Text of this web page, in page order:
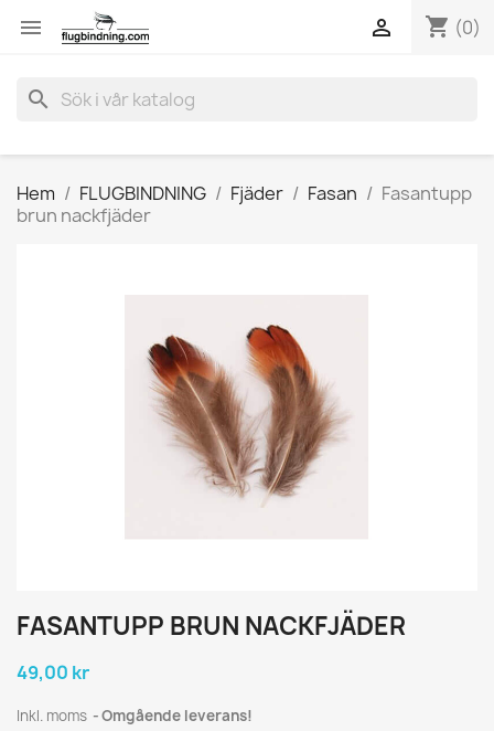
 shopping_cart (0)

search
Hem FLUGBINDNING Fjäder Fasan
Fasantupp
brun nackfjäder
FASANTUPP BRUN NACKFJÄDER
49,00 kr
Inkl. moms Omgående leverans!